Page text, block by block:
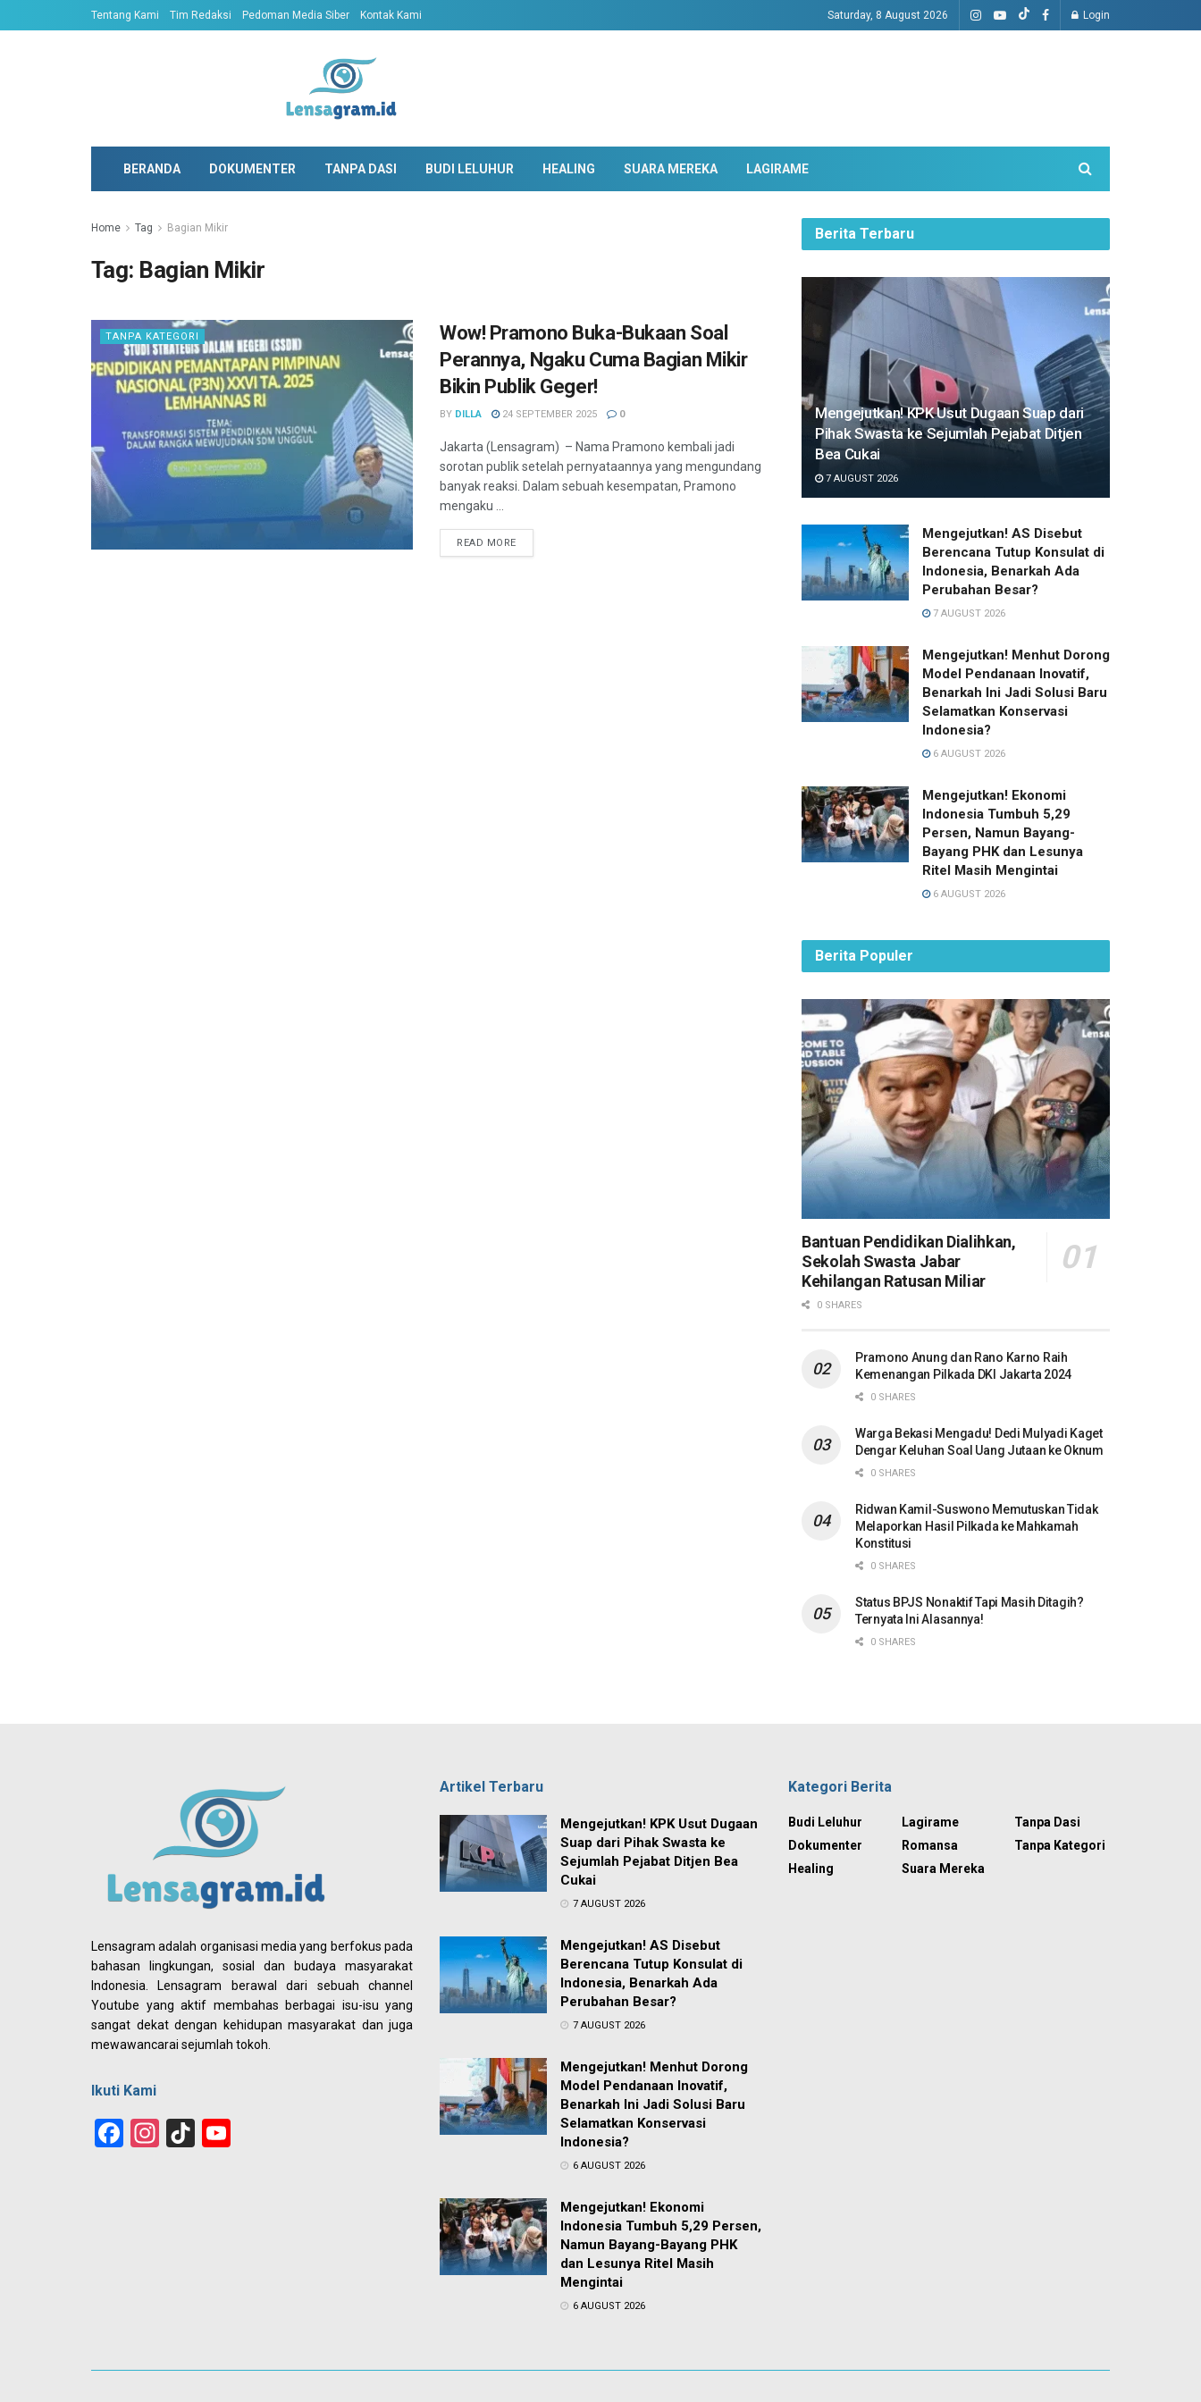
Tentang Kami Tim Redaksi Pedoman Media Siber Kontak Kami Saturday, 8 August 2026 Login
BERANDA DOKUMENTER TANPA DASI BUDI LELUHUR HEALING SUARA MEREKA LAGIRAME
Home Tag Bagian Mikir
Tag: Bagian Mikir
TANPA KATEGORI
Wow! Pramono Buka-Bukaan Soal
Perannya, Ngaku Cuma Bagian Mikir
Bikin Publik Geger!
BY DILLA 24 SEPTEMBER 2025 0
Jakarta (Lensagram) – Nama Pramono kembali jadi
sorotan publik setelah pernyataannya yang mengundang
banyak reaksi. Dalam sebuah kesempatan, Pramono
mengaku ...
READ MORE
Berita Terbaru
Mengejutkan! KPK Usut Dugaan Suap dari
Pihak Swasta ke Sejumlah Pejabat Ditjen
Bea Cukai
7 AUGUST 2026
Mengejutkan! AS Disebut
Berencana Tutup Konsulat di
Indonesia, Benarkah Ada
Perubahan Besar?
7 AUGUST 2026
Mengejutkan! Menhut Dorong
Model Pendanaan Inovatif,
Benarkah Ini Jadi Solusi Baru
Selamatkan Konservasi
Indonesia?
6 AUGUST 2026
Mengejutkan! Ekonomi
Indonesia Tumbuh 5,29
Persen, Namun Bayang-
Bayang PHK dan Lesunya
Ritel Masih Mengintai
6 AUGUST 2026
Berita Populer
Bantuan Pendidikan Dialihkan,
Sekolah Swasta Jabar
Kehilangan Ratusan Miliar
0 SHARES
Pramono Anung dan Rano Karno Raih
Kemenangan Pilkada DKI Jakarta 2024
0 SHARES
Warga Bekasi Mengadu! Dedi Mulyadi Kaget
Dengar Keluhan Soal Uang Jutaan ke Oknum
0 SHARES
Ridwan Kamil-Suswono Memutuskan Tidak
Melaporkan Hasil Pilkada ke Mahkamah
Konstitusi
0 SHARES
Status BPJS Nonaktif Tapi Masih Ditagih?
Ternyata Ini Alasannya!
0 SHARES
Lensagram adalah organisasi media yang berfokus pada
bahasan lingkungan, sosial dan budaya masyarakat
Indonesia. Lensagram berawal dari sebuah channel
Youtube yang aktif membahas berbagai isu-isu yang
sangat dekat dengan kehidupan masyarakat dan juga
mewawancarai sejumlah tokoh.
Ikuti Kami
Facebook
Instagram
TikTok
Artikel Terbaru
Mengejutkan! KPK Usut Dugaan
Suap dari Pihak Swasta ke
Sejumlah Pejabat Ditjen Bea
Cukai
7 AUGUST 2026
Mengejutkan! AS Disebut
Berencana Tutup Konsulat di
Indonesia, Benarkah Ada
Perubahan Besar?
7 AUGUST 2026
Mengejutkan! Menhut Dorong
Model Pendanaan Inovatif,
Benarkah Ini Jadi Solusi Baru
Selamatkan Konservasi
Indonesia?
6 AUGUST 2026
Mengejutkan! Ekonomi
Indonesia Tumbuh 5,29 Persen,
Namun Bayang-Bayang PHK
dan Lesunya Ritel Masih
Mengintai
6 AUGUST 2026
Kategori Berita
Budi Leluhur
Dokumenter
Healing
Lagirame
Romansa
Suara Mereka
Tanpa Dasi
Tanpa Kategori